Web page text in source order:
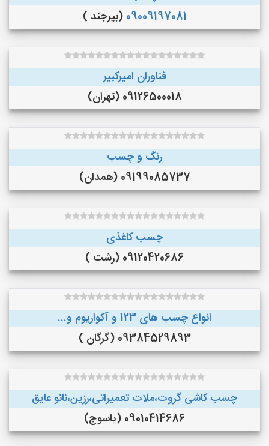
09009197081 (بیرجند )
فناوران امیرکبیر
09126500018 (تهران)
رنگ و چسب
09199085737 (همدان)
چسب کاغذی
09120420686 (رشت )
انواع چسب های 123 و آکواریوم و...
09384529893 (گرگان )
چسب کاشی گروت،ملات تعمیراتی،رزین،نانو عایق
09010414686 (یاسوج)